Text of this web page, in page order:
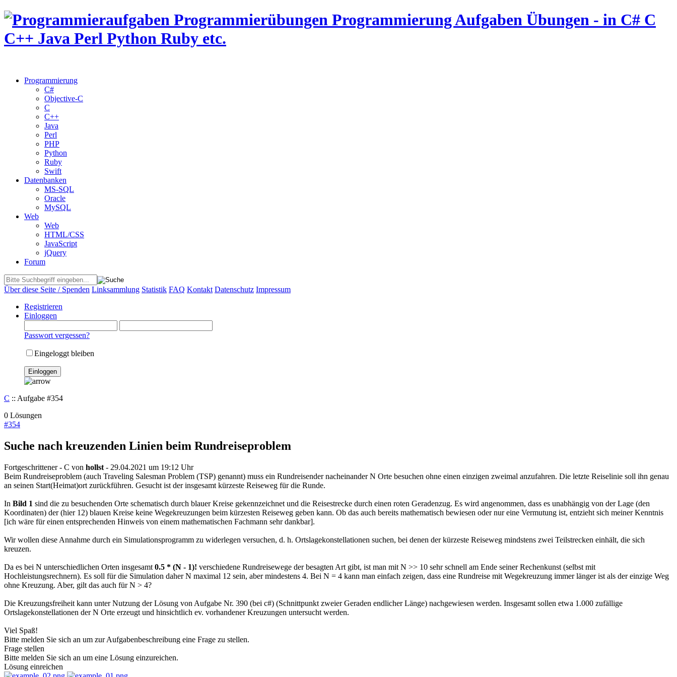
Programmierung
C#
Objective-C
C
C++
Java
Perl
PHP
Python
Ruby
Swift
Datenbanken
MS-SQL
Oracle
MySQL
Web
Web
HTML/CSS
JavaScript
jQuery
Forum
Über diese Seite / Spenden Linksammlung Statistik FAQ Kontakt Datenschutz Impressum
Registrieren
Einloggen
Passwort vergessen?
Eingeloggt bleiben
C :: Aufgabe #354
0 Lösungen
#354
Suche nach kreuzenden Linien beim Rundreiseproblem
Fortgeschrittener - C von hollst - 29.04.2021 um 19:12 Uhr
Beim Rundreiseproblem (auch Traveling Salesman Problem (TSP) genannt) muss ein Rundreisender nacheinander N Orte besuchen ohne einen einzigen zweimal anzufahren. Die letzte Reiselinie soll ihn genau
an seinen Start(Heimat)ort zurückführen. Gesucht ist der insgesamt kürzeste Reiseweg für die Runde.
In Bild 1 sind die zu besuchenden Orte schematisch durch blauer Kreise gekennzeichnet und die Reisestrecke durch einen roten Geradenzug. Es wird angenommen, dass es unabhängig von der Lage (den
Koordinaten) der (hier 12) blauen Kreise keine Wegekreuzungen beim kürzesten Reiseweg geben kann. Ob das auch bereits mathematisch bewiesen oder nur eine Vermutung ist, entzieht sich meiner Kenntnis
[ich wäre für einen entsprechenden Hinweis von einem mathematischen Fachmann sehr dankbar].
Wir wollen diese Annahme durch ein Simulationsprogramm zu widerlegen versuchen, d. h. Ortslagekonstellationen suchen, bei denen der kürzeste Reiseweg mindstens zwei Teilstrecken einhält, die sich
kreuzen.
Da es bei N unterschiedlichen Orten insgesamt 0.5 * (N - 1)! verschiedene Rundreisewege der besagten Art gibt, ist man mit N >> 10 sehr schnell am Ende seiner Rechenkunst (selbst mit
Hochleistungsrechnern). Es soll für die Simulation daher N maximal 12 sein, aber mindestens 4. Bei N = 4 kann man einfach zeigen, dass eine Rundreise mit Wegekreuzung immer länger ist als der einzige Weg
ohne Kreuzung. Aber, gilt das auch für N > 4?
Die Kreuzungsfreiheit kann unter Nutzung der Lösung von Aufgabe Nr. 390 (bei c#) (Schnittpunkt zweier Geraden endlicher Länge) nachgewiesen werden. Insgesamt sollen etwa 1.000 zufällige
Ortslagekonstellationen der N Orte erzeugt und hinsichtlich ev. vorhandener Kreuzungen untersucht werden.
Viel Spaß!
Bitte melden Sie sich an um zur Aufgabenbeschreibung eine Frage zu stellen.
Frage stellen
Bitte melden Sie sich an um eine Lösung einzureichen.
Lösung einreichen